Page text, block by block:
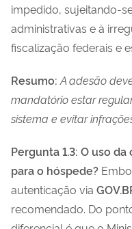
impedido, sujeitando-
administrativas e à
fiscalização federais e
Resumo: A adesão
mandatório estar
sistema e evitar
Pergunta 1.3: O uso
para o hóspede?
autenticação via
recomendado. Do